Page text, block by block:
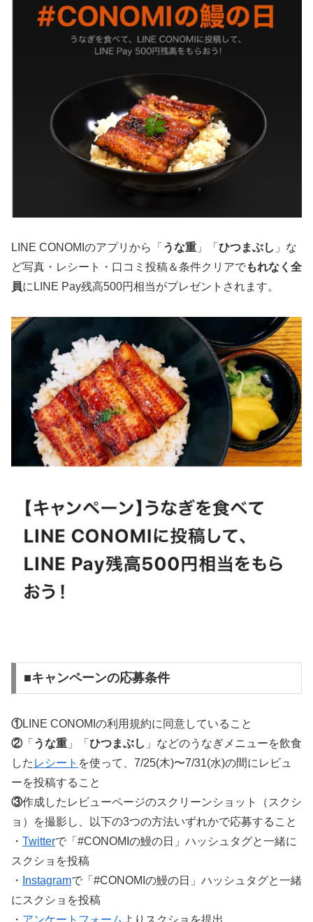
LINE CONOMIのアプリから「 うな重 」「 ひつまぶし 」な
ど写真・レシート・口コミ投稿＆条件クリアでもれなく全
員にLINE Pay残高500円相当がプレゼントされます。
■キャンペーンの応募条件
①LINE CONOMIの利用規約に同意していること
②「 うな重 」「 ひつまぶし 」などのうなぎメニューを飲食
した レシート を使って、7/25(木)〜7/31(水)の間にレビュ
ーを投稿すること
③作成したレビューページのスクリーンショット（スクシ
ョ）を撮影し、以下の3つの方法いずれかで応募すること
・ Twitterで「#CONOMIの鰻の日」ハッシュタグと一緒に
スクショを投稿
・
Instagramで「#CONOMIの鰻の日」ハッシュタグと一緒
にスクショを投稿